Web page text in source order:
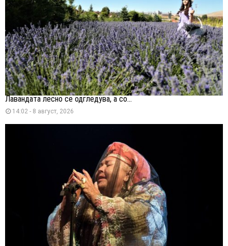
Лавандата лесно се одгледува, а со...
14:02 - 8 август, 2026